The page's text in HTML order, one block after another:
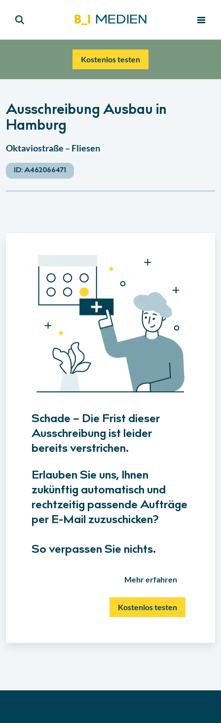
Kostenlos testen
Ausschreibung Ausbau in
Hamburg
Oktaviostraße – Fliesen
ID:A462066471
Schade – Die Frist dieser
Ausschreibung ist leider
bereits verstrichen.
Erlauben Sie uns, Ihnen
zukünftig automatisch und
rechtzeitig passende Aufträge
per E-Mail zuzuschicken?
So verpassen Sie nichts.
Mehr erfahren
Kostenlos testen